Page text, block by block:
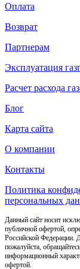
Оплата
Возврат
Партнерам
Эксплуатация
Расчет расхода
Блог
Карта сайта
О компании
Контакты
Политика
персональных
Данный сайт носит
публичной офертой,
Российской Федерации.
пожалуйста,
информационный
офертой.